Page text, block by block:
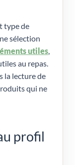
type de
sélection
utiles,
au repas.
la lecture de
qui ne
profil